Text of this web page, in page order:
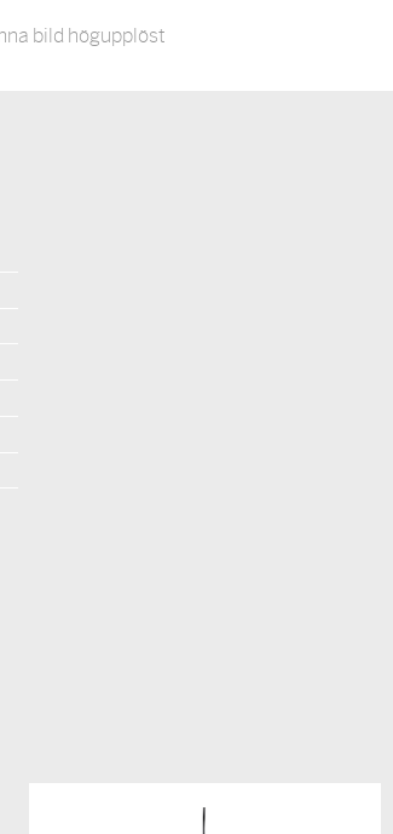
Ladda ner denna bild högupplöst